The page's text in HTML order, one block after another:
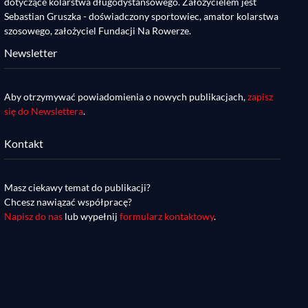
Sebastian Gruszka - doświadczony sportowiec, amator kolarstwa
szosowego, założyciel Fundacji Na Rowerze.
Newsletter
Aby otrzymywać powiadomienia o nowych publikacjach,zapisz
się do Newslettera.
Kontakt
Masz ciekawy temat do publikacji?
Chcesz nawiązać współpracę?
Napisz do nas lub wypełnijformularz kontaktowy.